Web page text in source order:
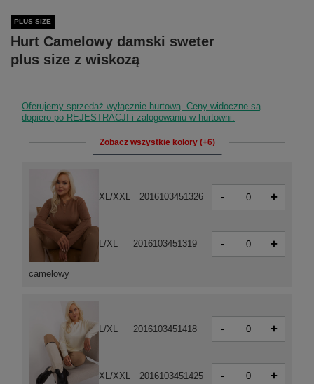
PLUS SIZE
Hurt Camelowy damski sweter
plus size z wiskozą
Oferujemy sprzedaż wyłącznie hurtową. Ceny widoczne są
dopiero po REJESTRACJI i zalogowaniu w hurtowni.
Zobacz wszystkie kolory (+6)
L/XL 2016103451418 - +
XL/XXL 2016103451425 - +
camelowy
XL/XXL 2016103451326 - +
L/XL 2016103451319 - +